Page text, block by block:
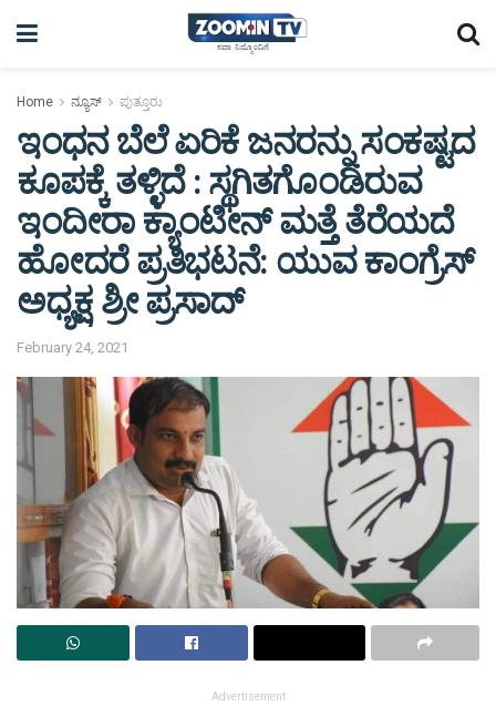
Home ನ್ಯೂಸ್ ಪುತ್ತೂರು
ಇಂಧನ ಬೆಲೆ ಏರಿಕೆ ಜನರನ್ನು ಸಂಕಷ್ಟದ
ಕೂಪಕ್ಕೆ ತಳ್ಳಿದೆ : ಸ್ಥಗಿತಗೊಂಡಿರುವ
ಇಂದೀರಾ ಕ್ಯಾಂಟೀನ್ ಮತ್ತೆ ತೆರೆಯದೆ
ಹೋದರೆ ಪ್ರತಿಭಟನೆ: ಯುವ ಕಾಂಗ್ರೆಸ್
ಅಧ್ಯಕ್ಷ ಶ್ರೀ ಪ್ರಸಾದ್
February 24, 2021
Advertisement